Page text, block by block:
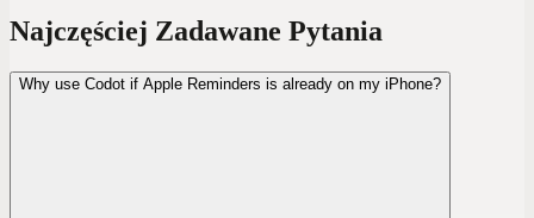
Najczęściej Zadawane Pytania
Why use Codot if Apple Reminders is already on my iPhone?